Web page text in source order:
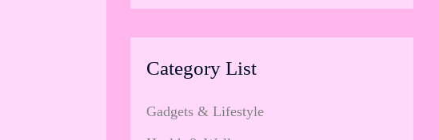
Category List
Gadgets & Lifestyle